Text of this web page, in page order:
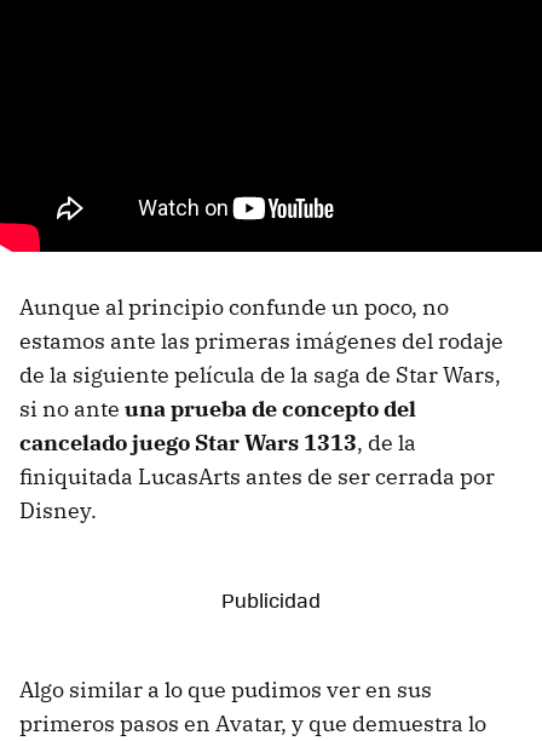
Aunque al principio confunde un poco, no
estamos ante las primeras imágenes del rodaje
de la siguiente película de la saga de Star Wars,
si no ante una prueba de concepto del
cancelado juego Star Wars 1313, de la
finiquitada LucasArts antes de ser cerrada por
Disney.
Algo similar a lo que pudimos ver en sus
primeros pasos en Avatar, y que demuestra lo